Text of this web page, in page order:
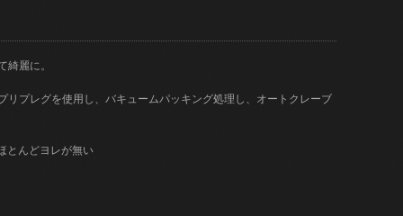
綺麗に。
リプレグを使用し、バキュームパッキング処理し、オートクレーブ
とんどヨレが無い